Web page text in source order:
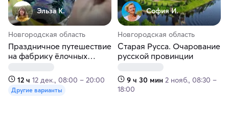
Эльза К.
Новгородская область
Праздничное путешествие
на фабрику ёлочных
Новгород на 1 день
12 ч 12 дек., 08:00 – 20:00
Другие варианты
София И.
Новгородская область
Старая Русса. Очарование
русской провинции
9 ч 30 мин 2 нояб., 08:30 –
18:00